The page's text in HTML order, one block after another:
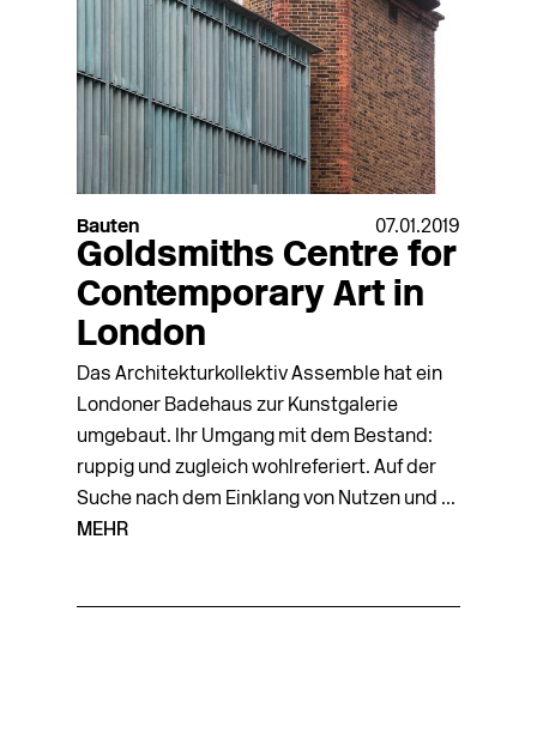
Bauten 07.01.2019
Goldsmiths Centre for
Contemporary Art in
London
Das Architekturkollektiv Assemble hat ein
Londoner Badehaus zur Kunstgalerie
umgebaut. Ihr Umgang mit dem Bestand:
ruppig und zugleich wohlreferiert. Auf der
Suche nach dem Einklang von Nutzen und ...
MEHR